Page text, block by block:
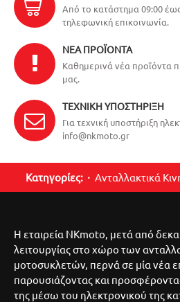
Από το κατάστημα 09:00
τηλεφωνική επικοινωνία.
ΝΈΑ ΠΡΟΪΌΝΤΑ
Καθημερινά νέα προϊόντα
μας.
ΤΕΧΝΙΚΉ ΥΠΟΣΤΉΡΙΞΗ
Για τεχνική υποστήριξη
info@nkmoto.gr
Κατηγορίες: Ανταλλακτικά
Η εταιρεία NKmoto, μετά από
λειτουργίας στο χώρο των
μοτοσυκλετών, περνά σε μία νέα
παρουσιάζοντας και
της μέσω του ηλεκτρονικού της